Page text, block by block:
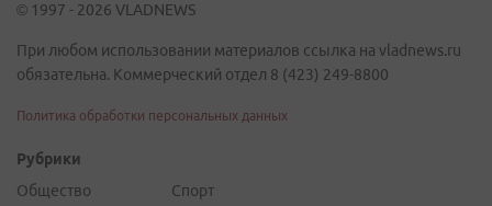
© 1997 - 2026 VLADNEWS
При любом использовании материалов ссылка на vladnews.ru
обязательна. Коммерческий отдел 8 (423) 249-8800
Политика обработки персональных данных
Рубрики
Общество
Спорт